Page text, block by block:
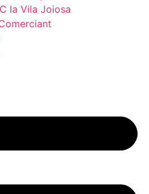
la Vila Joiosa